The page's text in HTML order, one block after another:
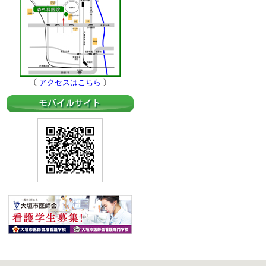
〔 アクセスはこちら 〕